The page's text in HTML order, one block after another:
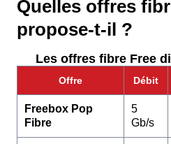
Quelles offres
propose-t-il ?
Les offres fibre Free
Offre Débit
Freebox Pop
Fibre
5
Gb/s